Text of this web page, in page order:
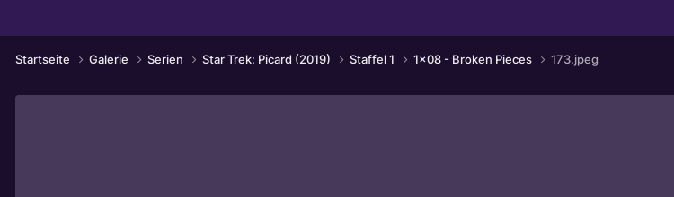
Startseite Galerie Serien Star Trek: Picard (2019) Staffel 1 1x08 - Broken Pieces 173.jpeg